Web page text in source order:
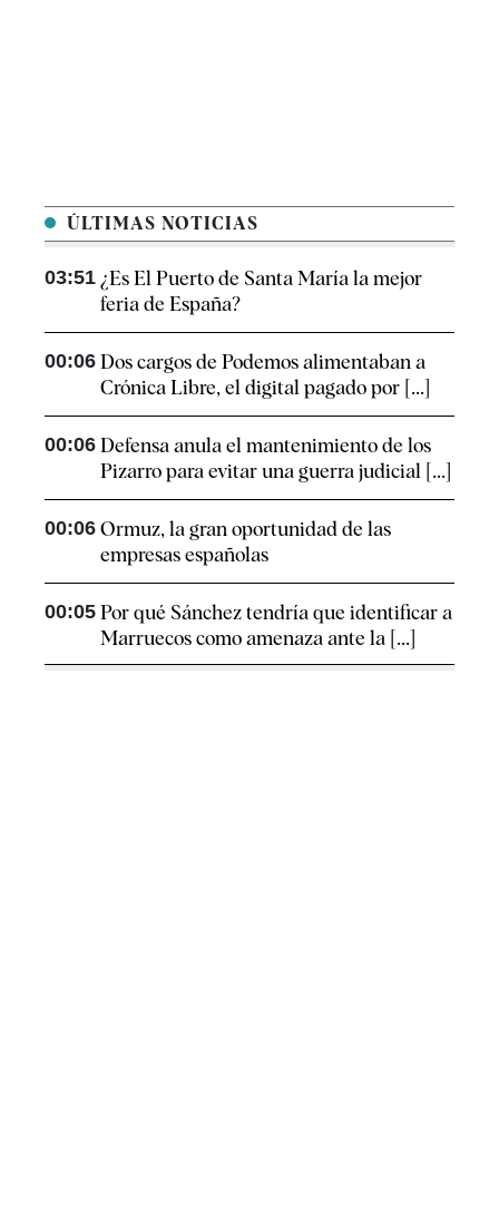
ÚLTIMAS NOTICIAS
03:51 ¿Es El Puerto de Santa María la mejor
feria de España?
00:06 Dos cargos de Podemos alimentaban a
Crónica Libre, el digital pagado por [...]
00:06 Defensa anula el mantenimiento de los
Pizarro para evitar una guerra judicial [...]
00:06 Ormuz, la gran oportunidad de las
empresas españolas
00:05 Por qué Sánchez tendría que identificar a
Marruecos como amenaza ante la [...]